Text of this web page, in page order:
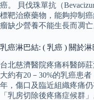
癌。 貝伐珠單抗（
標靶治療藥物，能夠抑制
瘤缺少營養不能生長而凋亡
乳癌淋巴結: ( 乳癌 ) 關於
台北慈濟醫院疼痛科醫師
大約有20－30%的乳癌患
年，傷口及臨近組織疼痛
「乳房切除後疼痛症候群